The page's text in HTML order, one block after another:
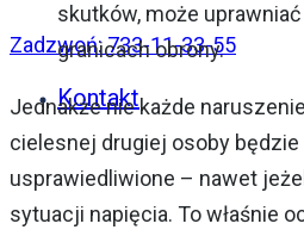
Zadzwoń: 733-11-33-55
Kontakt
skutków, może uprawniać
granicach obrony.
Jednakże nie każde
cielesnej drugiej osoby
usprawiedliwione – nawet
sytuacji napięcia. To właśnie